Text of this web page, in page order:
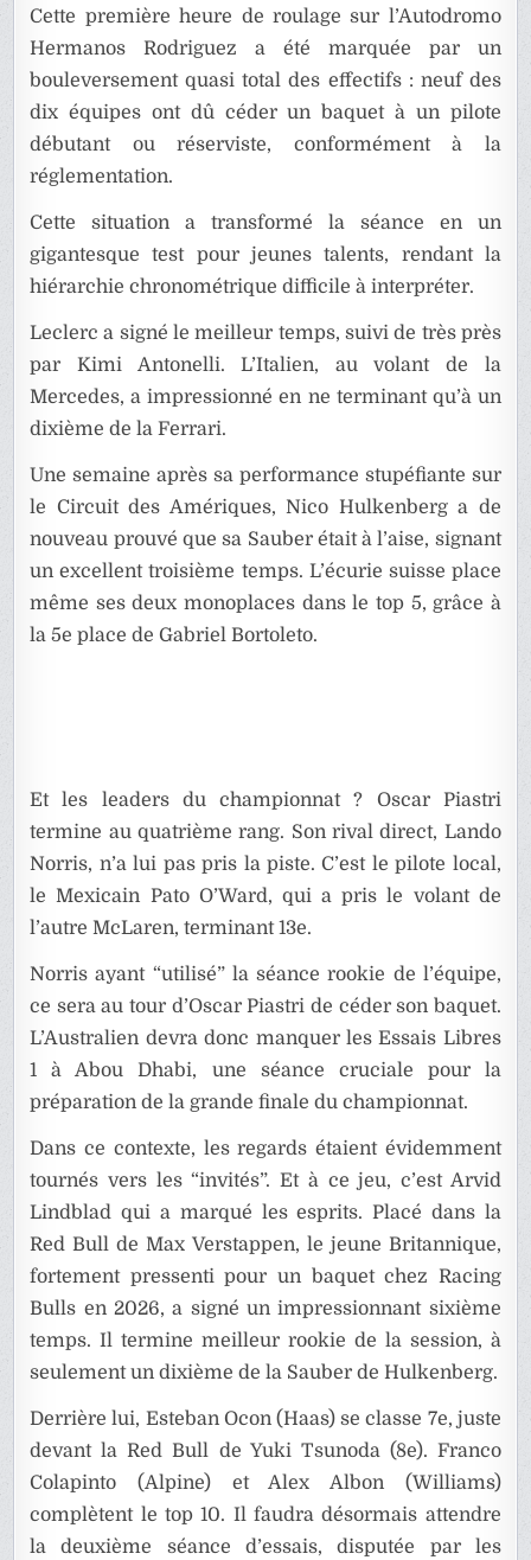
Cette première heure de roulage sur l’Autodromo
Hermanos Rodriguez a été marquée par un
bouleversement quasi total des effectifs : neuf des
dix équipes ont dû céder un baquet à un pilote
débutant ou réserviste, conformément à la
réglementation.
Cette situation a transformé la séance en un
gigantesque test pour jeunes talents, rendant la
hiérarchie chronométrique difficile à interpréter.
Leclerc a signé le meilleur temps, suivi de très près
par Kimi Antonelli. L’Italien, au volant de la
Mercedes, a impressionné en ne terminant qu’à un
dixième de la Ferrari.
Une semaine après sa performance stupéfiante sur
le Circuit des Amériques, Nico Hulkenberg a de
nouveau prouvé que sa Sauber était à l’aise, signant
un excellent troisième temps. L’écurie suisse place
même ses deux monoplaces dans le top 5, grâce à
la 5e place de Gabriel Bortoleto.
Et les leaders du championnat ? Oscar Piastri
termine au quatrième rang. Son rival direct, Lando
Norris, n’a lui pas pris la piste. C’est le pilote local,
le Mexicain Pato O’Ward, qui a pris le volant de
l’autre McLaren, terminant 13e.
Norris ayant “utilisé” la séance rookie de l’équipe,
ce sera au tour d’Oscar Piastri de céder son baquet.
L’Australien devra donc manquer les Essais Libres
1 à Abou Dhabi, une séance cruciale pour la
préparation de la grande finale du championnat.
Dans ce contexte, les regards étaient évidemment
tournés vers les “invités”. Et à ce jeu, c’est Arvid
Lindblad qui a marqué les esprits. Placé dans la
Red Bull de Max Verstappen, le jeune Britannique,
fortement pressenti pour un baquet chez Racing
Bulls en 2026, a signé un impressionnant sixième
temps. Il termine meilleur rookie de la session, à
seulement un dixième de la Sauber de Hulkenberg.
Derrière lui, Esteban Ocon (Haas) se classe 7e, juste
devant la Red Bull de Yuki Tsunoda (8e). Franco
Colapinto (Alpine) et Alex Albon (Williams)
complètent le top 10. Il faudra désormais attendre
la deuxième séance d’essais, disputée par les